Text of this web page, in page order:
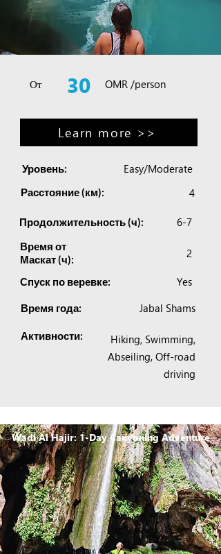
От 30 OMR /person
Learn more >>
Уровень: Easy/Moderate
Расстояние (км): 4
Продолжительность (ч): 6-7
Время от
Маскат (ч):
Спуск по веревке:
2
Yes
Время года: Jabal Shams
Активности:
Hiking, Swimming,
Abseiling, Off-road
driving
Wadi Al Hajir: 1-Day Canyoning Adventure